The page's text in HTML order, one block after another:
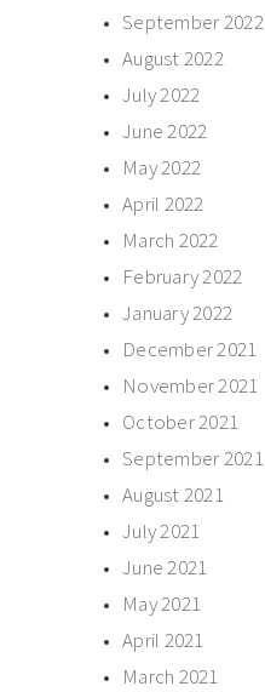
September 2022
August 2022
July 2022
June 2022
May 2022
April 2022
March 2022
February 2022
January 2022
December 2021
November 2021
October 2021
September 2021
August 2021
July 2021
June 2021
May 2021
April 2021
March 2021